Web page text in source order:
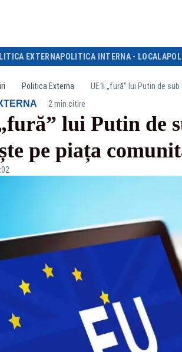
EXTERNAPOLITICA INTERNA - LOCALA
Politica Externa UE îi „fură” lui Putin de
· 2 min citire
lui Putin de
pe piața